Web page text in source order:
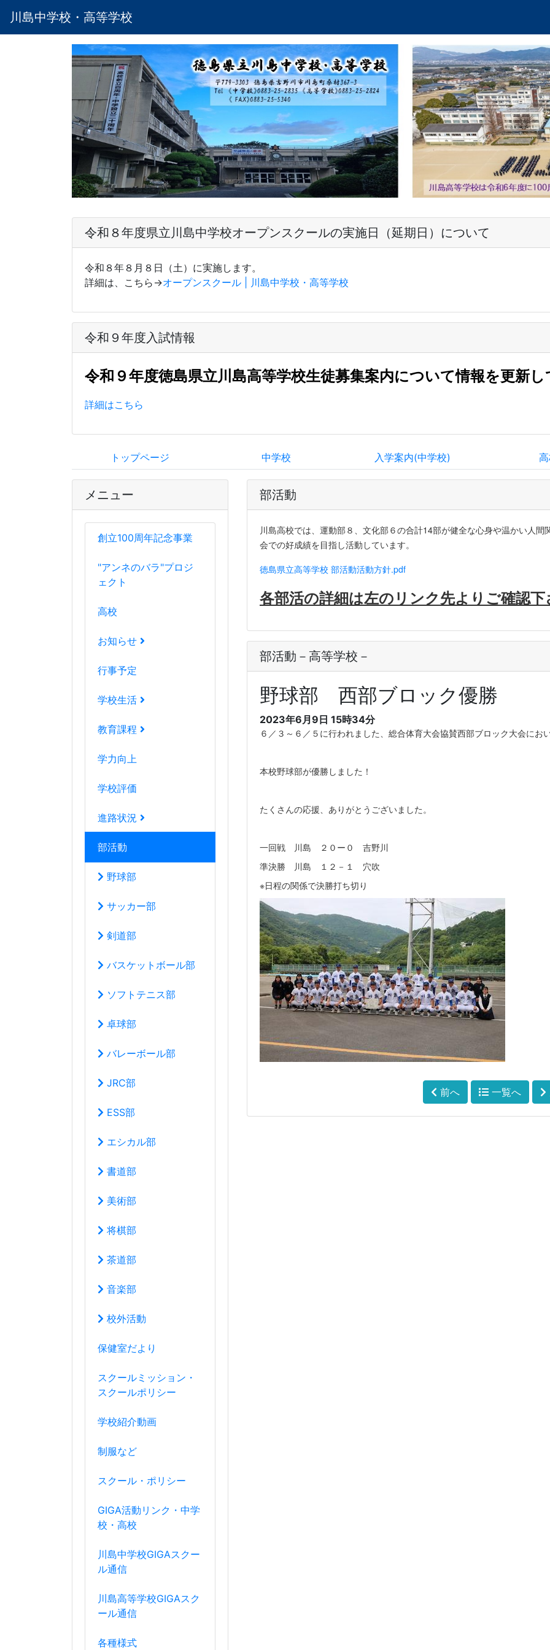
川島中学校・高等学校
令和８年度県立川島中学校オープンスクールの実施日（延期日）について
令和８年８月８日（土）に実施します。
詳細は、こちら→オープンスクール | 川島中学校・高等学校
令和９年度入試情報
令和９年度徳島県立川島高等学校生徒募集案内について情報を更新
詳細はこちら
トップページ 中学校 入学案内(中学校)
メニュー
創立100周年記念事業
"アンネのバラ"プロジ
ェクト
高校
お知らせ
行事予定
学校生活
教育課程
学力向上
学校評価
進路状況
部活動
野球部
サッカー部
剣道部
バスケットボール部
ソフトテニス部
卓球部
バレーボール部
JRC部
ESS部
エシカル部
書道部
美術部
将棋部
茶道部
音楽部
校外活動
保健室だより
スクールミッション・
スクールポリシー
学校紹介動画
制服など
スクール・ポリシー
GIGA活動リンク・中学
校・高校
川島中学校GIGAスクー
ル通信
川島高等学校GIGAスク
ール通信
各種様式
部活動
川島高校では、運動部８、文化部６の合計14部が健全な心身や温かい人
会での好成績を目指し活動しています。
徳島県立高等学校 部活動活動方針.pdf
各部活の詳細は左のリンク先よりご確認
部活動－高等学校－
野球部 西部ブロック優勝
2023年6月9日 15時34分
６／３～６／５に行われました、総合体育大会協賛西部ブロック大会にお
本校野球部が優勝しました！
たくさんの応援、ありがとうございました。
一回戦 川島 ２０ー０ 吉野川
準決勝 川島 １２－１ 穴吹
※日程の関係で決勝打ち切り
前へ 一覧へ